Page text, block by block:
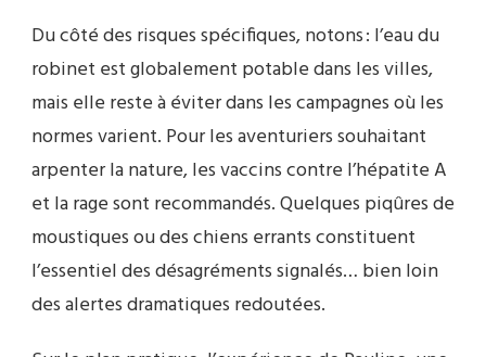
Du côté des risques spécifiques, notons : l’eau du
robinet est globalement potable dans les villes,
mais elle reste à éviter dans les campagnes où les
normes varient. Pour les aventuriers souhaitant
arpenter la nature, les vaccins contre l’hépatite A
et la rage sont recommandés. Quelques piqûres de
moustiques ou des chiens errants constituent
l’essentiel des désagréments signalés… bien loin
des alertes dramatiques redoutées.